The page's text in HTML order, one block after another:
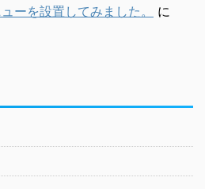
ーを設置してみました。
に